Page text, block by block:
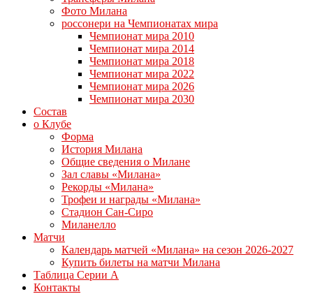
Фото Милана
россонери на Чемпионатах мира
Чемпионат мира 2010
Чемпионат мира 2014
Чемпионат мира 2018
Чемпионат мира 2022
Чемпионат мира 2026
Чемпионат мира 2030
Состав
о Клубе
Форма
История Милана
Общие сведения о Милане
Зал славы «Милана»
Рекорды «Милана»
Трофеи и награды «Милана»
Стадион Сан-Сиро
Миланелло
Матчи
Календарь матчей «Милана» на сезон 2026-2027
Купить билеты на матчи Милана
Таблица Серии А
Контакты